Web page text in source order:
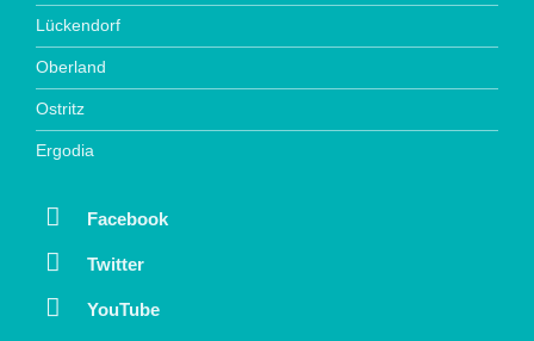
Lückendorf
Oberland
Ostritz
Ergodia
Facebook
Twitter
YouTube